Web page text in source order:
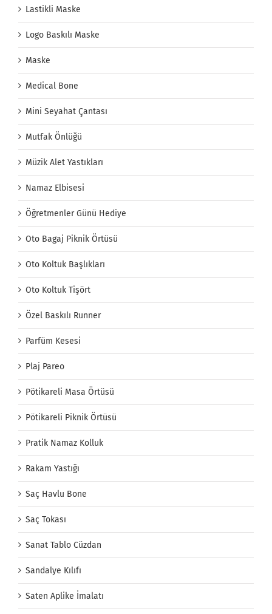
Lastikli Maske
Logo Baskılı Maske
Maske
Medical Bone
Mini Seyahat Çantası
Mutfak Önlüğü
Müzik Alet Yastıkları
Namaz Elbisesi
Öğretmenler Günü Hediye
Oto Bagaj Piknik Örtüsü
Oto Koltuk Başlıkları
Oto Koltuk Tişört
Özel Baskılı Runner
Parfüm Kesesi
Plaj Pareo
Pötikareli Masa Örtüsü
Pötikareli Piknik Örtüsü
Pratik Namaz Kolluk
Rakam Yastığı
Saç Havlu Bone
Saç Tokası
Sanat Tablo Cüzdan
Sandalye Kılıfı
Saten Aplike İmalatı